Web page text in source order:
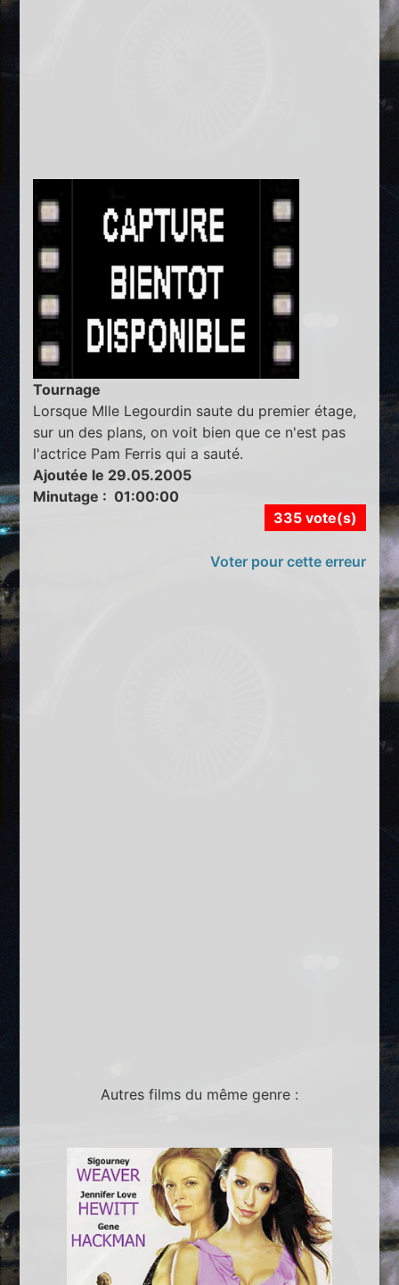
Tournage
Lorsque Mlle Legourdin saute du premier étage,
sur un des plans, on voit bien que ce n'est pas
l'actrice Pam Ferris qui a sauté.
Ajoutée le 29.05.2005
Minutage : 01:00:00
335 vote(s)
Voter pour cette erreur
Autres films du même genre :